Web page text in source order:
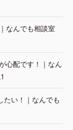
なんでも相談室
心配です！｜なん
たい！｜なんでも